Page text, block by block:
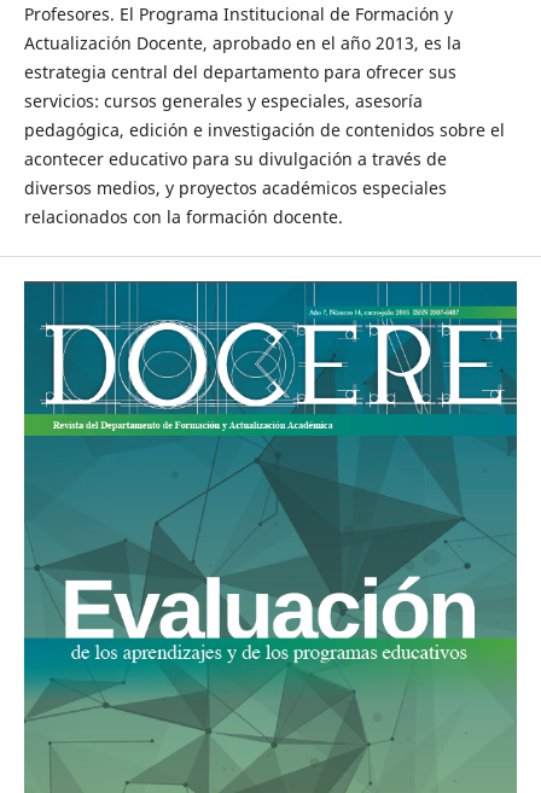
Profesores. El Programa Institucional de Formación y
Actualización Docente, aprobado en el año 2013, es la
estrategia central del departamento para ofrecer sus
servicios: cursos generales y especiales, asesoría
pedagógica, edición e investigación de contenidos sobre el
acontecer educativo para su divulgación a través de
diversos medios, y proyectos académicos especiales
relacionados con la formación docente.